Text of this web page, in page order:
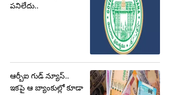
పనిలేదు..
ఆర్బీఐ గుడ్ న్యూస్..
ఇకపై ఆ బ్యాంకుల్లో కూడా